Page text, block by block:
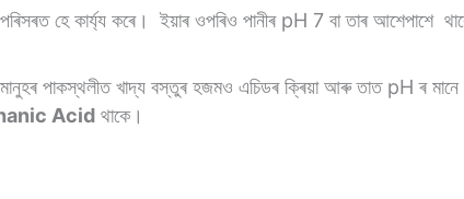
হে কাৰ্য্য কৰে। ইয়াৰ ওপৰিও পানীৰ pH 7 বা তাৰ আশেপাশে
পাকস্থলীত খাদ্য বস্তুৰ হজমও এচিডৰ ক্ৰিয়া আৰু তাত pH ৰ
Acid থাকে।